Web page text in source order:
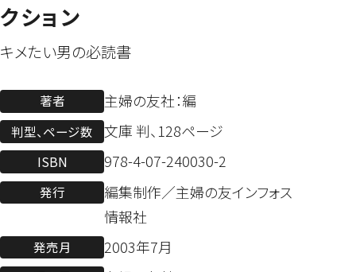
クション
キメたい男の必読書
著者 主婦の友社：編
判型、ページ数 文庫 判、128ページ
ISBN 978-4-07-240030-2
発行
編集制作／主婦の友インフォス
情報社
発売月 2003年7月